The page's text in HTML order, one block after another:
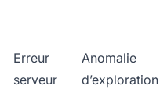
Erreur
serveur
Anomalie
d’exploration